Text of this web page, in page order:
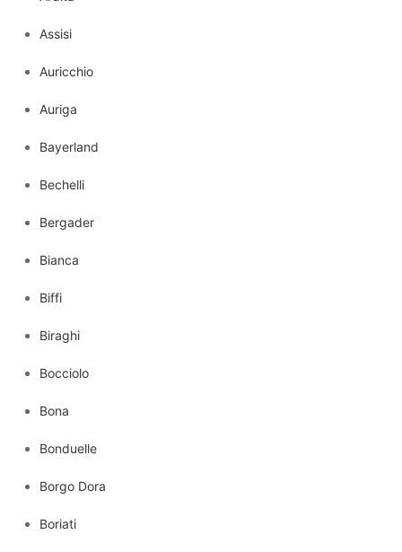
Assisi
Auricchio
Auriga
Bayerland
Bechelli
Bergader
Bianca
Biffi
Biraghi
Bocciolo
Bona
Bonduelle
Borgo Dora
Boriati